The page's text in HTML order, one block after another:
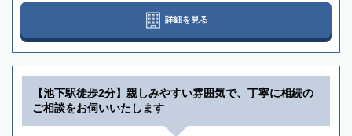
詳細を見る
【池下駅徒歩2分】親しみやすい雰囲気で、丁寧に相続の
ご相談をお伺いいたします